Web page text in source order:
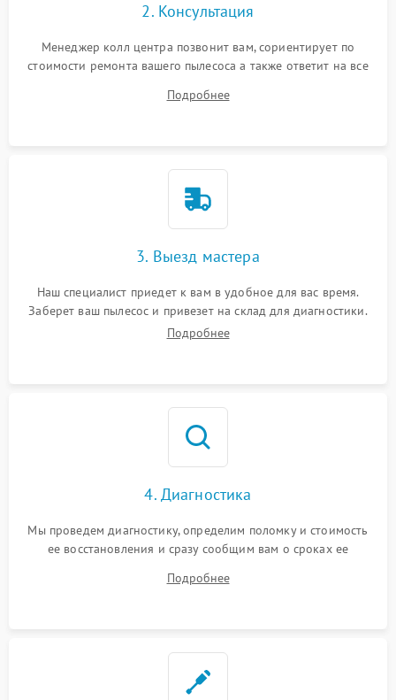
2. Консультация
Менеджер колл центра позвонит вам, сориентирует по
стоимости ремонта вашего пылесоса а также ответит на все
Подробнее
3. Выезд мастера
Наш специалист приедет к вам в удобное для вас время.
Заберет ваш пылесос и привезет на склад для диагностики.
Подробнее
4. Диагностика
Мы проведем диагностику, определим поломку и стоимость
ее восстановления и сразу сообщим вам о сроках ее
Подробнее